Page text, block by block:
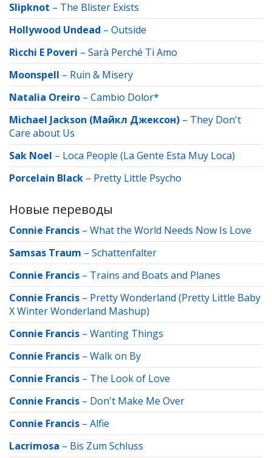
Slipknot – The Blister Exists
Hollywood Undead – Outside
Ricchi E Poveri – Sarà Perché Ti Amo
Moonspell – Ruin & Misery
Natalia Oreiro – Cambio Dolor*
Michael Jackson (Майкл Джексон) – They Don't
Care about Us
Sak Noel – Loca People (La Gente Esta Muy Loca)
Porcelain Black – Pretty Little Psycho
Новые переводы
Connie Francis – What the World Needs Now Is Love
Samsas Traum – Schattenfalter
Connie Francis – Trains and Boats and Planes
Connie Francis – Pretty Wonderland (Pretty Little Baby
X Winter Wonderland Mashup)
Connie Francis – Wanting Things
Connie Francis – Walk on By
Connie Francis – The Look of Love
Connie Francis – Don't Make Me Over
Connie Francis – Alfie
Lacrimosa – Bis Zum Schluss